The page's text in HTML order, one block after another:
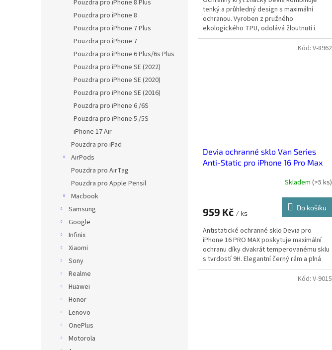
Pouzdra pro iPhone 8 Plus
Pouzdra pro iPhone 8
Pouzdra pro iPhone 7 Plus
Pouzdra pro iPhone 7
Pouzdra pro iPhone 6 Plus/6s Plus
Pouzdra pro iPhone SE (2022)
Pouzdra pro iPhone SE (2020)
Pouzdra pro iPhone SE (2016)
Pouzdra pro iPhone 6 /6S
Pouzdra pro iPhone 5 /5S
iPhone 17 Air
Pouzdra pro iPad
AirPods
Pouzdra pro AirTag
Pouzdra pro Apple Pensil
Macbook
Samsung
Google
Infinix
Xiaomi
Sony
Realme
Huawei
Honor
Lenovo
OnePlus
Motorola
tenký a průhledný design s maximální
ochranou. Vyroben z pružného
ekologického TPU, odolává žloutnutí i
extrémním teplotám. Poskytuje...
Devia ochranné sklo Van Series
Anti-Static pro iPhone 16 Pro Max
Skladem (>5 ks)
959 Kč / ks
Do košíku
Antistatické ochranné sklo Devia pro
iPhone 16 PRO MAX poskytuje maximální
ochranu díky dvakrát temperovanému sklu
s tvrdostí 9H. Elegantní černý rám a plná
ochrana displeje...
Kód: V-8962
Kód: V-9015